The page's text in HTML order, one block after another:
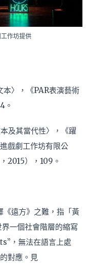
工作坊提供
〉，《PAR表演藝術
。
及其當代性〉，《躍
戲劇工作坊有限公
2015），109。
《遠方》之難，指「黃
一個社會階層的縮寫
，無法在語言上處
對應。見